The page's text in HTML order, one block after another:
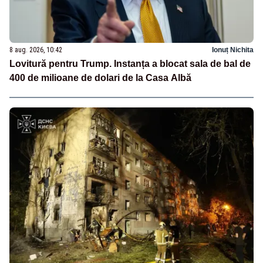
8 aug. 2026, 10:42 Ionuț Nichita
Lovitură pentru Trump. Instanța a blocat sala de bal de
400 de milioane de dolari de la Casa Albă